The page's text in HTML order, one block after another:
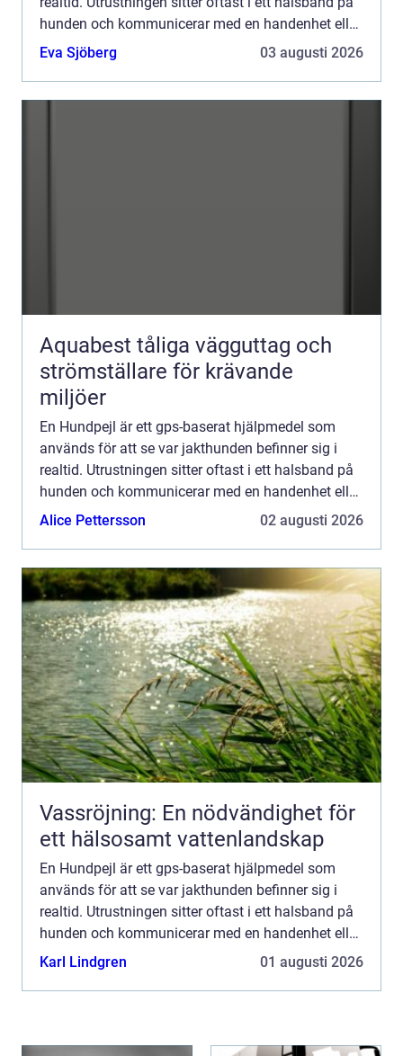
hunden och kommunicerar med en handenhet eller
mobil. Syftet är att öka säkerheten, göra jakten
Eva Sjöberg 03 augusti 2026
Aquabest tåliga vägguttag och
strömställare för krävande
miljöer
En Hundpejl är ett gps-baserat hjälpmedel som
används för att se var jakthunden befinner sig i
realtid. Utrustningen sitter oftast i ett halsband på
hunden och kommunicerar med en handenhet eller
mobil. Syftet är att öka säkerheten, göra jakten
Alice Pettersson 02 augusti 2026
Vassröjning: En nödvändighet för
ett hälsosamt vattenlandskap
En Hundpejl är ett gps-baserat hjälpmedel som
används för att se var jakthunden befinner sig i
realtid. Utrustningen sitter oftast i ett halsband på
hunden och kommunicerar med en handenhet eller
mobil. Syftet är att öka säkerheten, göra jakten
Karl Lindgren 01 augusti 2026